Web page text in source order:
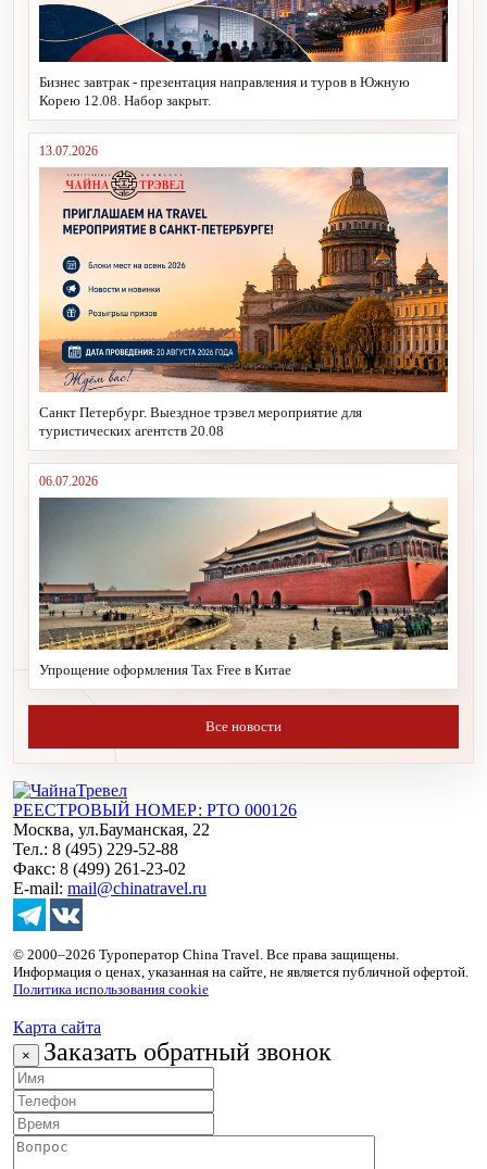
Бизнес завтрак - презентация направления и туров в Южную
Корею 12.08. Набор закрыт.
13.07.2026
Санкт Петербург. Выездное трэвел мероприятие для
туристических агентств 20.08
06.07.2026
Упрощение оформления Tax Free в Китае
Все новости
РЕЕСТРОВЫЙ НОМЕР: РТО 000126
Москва, ул.Бауманская, 22
Тел.: 8 (495) 229-52-88
Факс: 8 (499) 261-23-02
E-mail: mail@chinatravel.ru
© 2000–2026 Туроператор China Travel. Все права защищены.
Информация о ценах, указанная на сайте, не является публичной офертой.
Политика использования cookie
Карта сайта
× Заказать обратный звонок